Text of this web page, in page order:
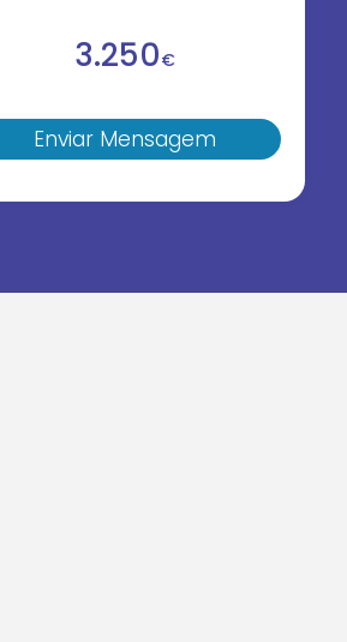
3.250€
Enviar Mensagem